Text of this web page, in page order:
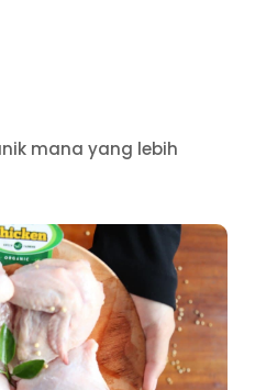
mana yang lebih